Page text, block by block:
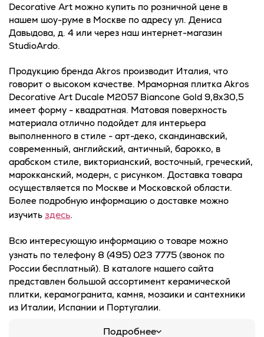
Decorative Art можно купить по розничной цене в
нашем шоу-руме в Москве по адресу ул. Дениса
Давыдова, д. 4 или через наш интернет-магазин
StudioArdo.
Продукцию бренда Akros производит Италия, что
говорит о высоком качестве. Мраморная плитка Akros
Decorative Art Ducale M2057 Biancone Gold 9,8x30,5
имеет форму - квадратная. Матовая поверхность
материала отлично подойдет для интерьера
выполненного в стиле - арт-деко, скандинавский,
современный, английский, античный, барокко, в
арабском стиле, викторианский, восточный, греческий,
марокканский, модерн, с рисунком. Доставка товара
осуществляется по Москве и Московской области.
Более подробную информацию о доставке можно
изучить здесь.
Всю интересующую информацию о товаре можно
узнать по телефону 8 (495) 023 7775 (звонок по
России бесплатный). В каталоге нашего сайта
представлен большой ассортимент керамической
плитки, керамогранита, камня, мозаики и сантехники
из Италии, Испании и Португалии.
Подробнее